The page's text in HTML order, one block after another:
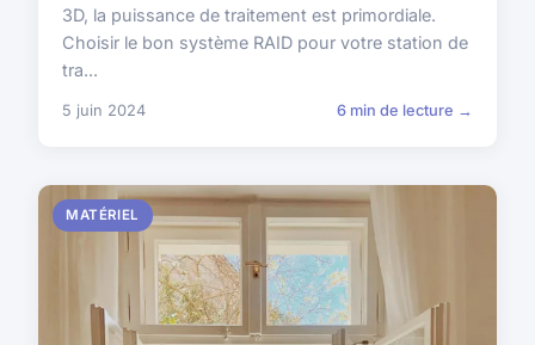
3D, la puissance de traitement est primordiale.
Choisir le bon système RAID pour votre station de
tra...
5 juin 2024 6 min de lecture →
MATÉRIEL